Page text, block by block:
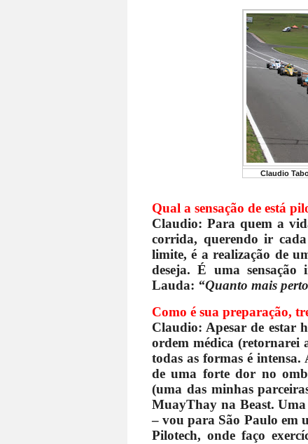
Claudio
Qual a sensação de está
Claudio: Para quem a
corrida, querendo ir
limite, é a realização de
deseja. É uma
Lauda: “Quanto mais
Como é sua preparação,
Claudio: Apesar de estar
ordem médica (retornarei
todas as formas é
de uma forte dor no
(uma das minhas
MuayThay na Beast. Uma
– vou para São Paulo em
Pilotech, onde faço